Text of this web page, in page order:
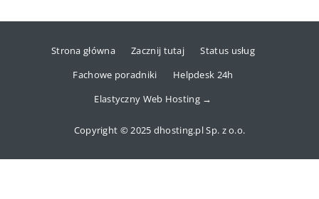
Strona główna Zacznij tutaj
Status usług
Fachowe poradniki
Helpdesk 24h
Elastyczny Web Hosting →
Copyright © 2025 dhosting.pl Sp. z o.o.